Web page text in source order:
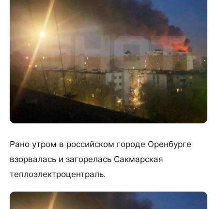
Рано утром в российском городе Оренбурге
взорвалась и загорелась Сакмарская
теплоэлектроцентраль.